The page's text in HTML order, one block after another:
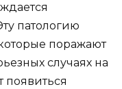
патологию
поражают
случаях на
появиться